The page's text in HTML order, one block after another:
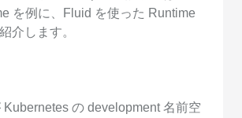
を例に、Fluid を使った Runtime
介します。
Kubernetes の development 名前空